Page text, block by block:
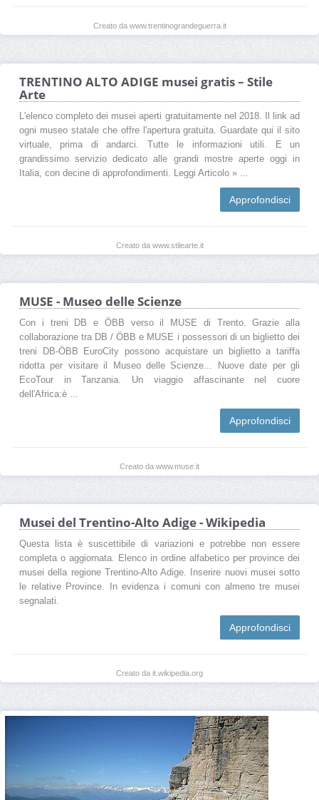
Creato da www.trentinograndeguerra.it
TRENTINO ALTO ADIGE musei gratis – Stile
Arte
L'elenco completo dei musei aperti gratuitamente nel 2018. Il link ad
ogni museo statale che offre l'apertura gratuita. Guardate qui il sito
virtuale, prima di andarci. Tutte le informazioni utili. E un
grandissimo servizio dedicato alle grandi mostre aperte oggi in
Italia, con decine di approfondimenti. Leggi Articolo » ...
Approfondisci
Creato da www.stilearte.it
MUSE - Museo delle Scienze
Con i treni DB e ÖBB verso il MUSE di Trento. ​Grazie alla
collaborazione tra DB / ÖBB e MUSE i possessori di un biglietto dei
treni DB-ÖBB EuroCity possono acquistare un biglietto a tariffa
ridotta per visitare il Museo delle Scienze... Nuove date per gli
EcoTour in Tanzania. Un viaggio affascinante nel cuore
dell'Africa:è ...
Approfondisci
Creato da www.muse.it
Musei del Trentino-Alto Adige - Wikipedia
Questa lista è suscettibile di variazioni e potrebbe non essere
completa o aggiornata. Elenco in ordine alfabetico per province dei
musei della regione Trentino-Alto Adige. Inserire nuovi musei sotto
le relative Province. In evidenza i comuni con almeno tre musei
segnalati.
Approfondisci
Creato da it.wikipedia.org